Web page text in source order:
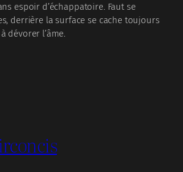
espoir d’échappatoire. Faut se
derrière la surface se cache toujours
dévorer l’âme.